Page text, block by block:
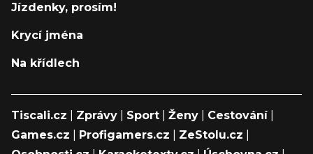
Jízdenky, prosím!
Krycí jména
Na křídlech
Tiscali.cz Zprávy Sport Ženy Cestování|
Games.cz
Profigamers.cz ZeStolu.cz